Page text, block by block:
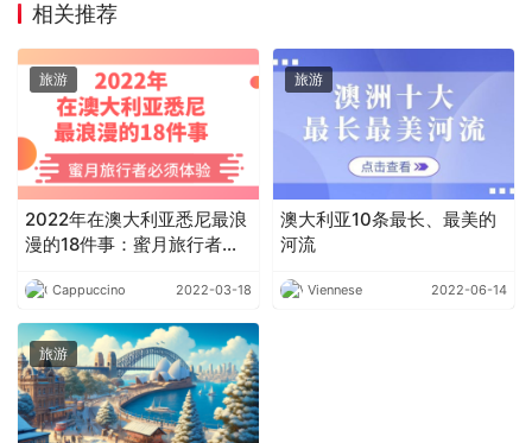
相关推荐
旅游
2022年在澳大利亚悉尼最浪
漫的18件事：蜜月旅行者必
Cappuccino 2022-03-18
旅游
澳大利亚10条最长、最美的
河流￼
Viennese 2022-06-14
旅游